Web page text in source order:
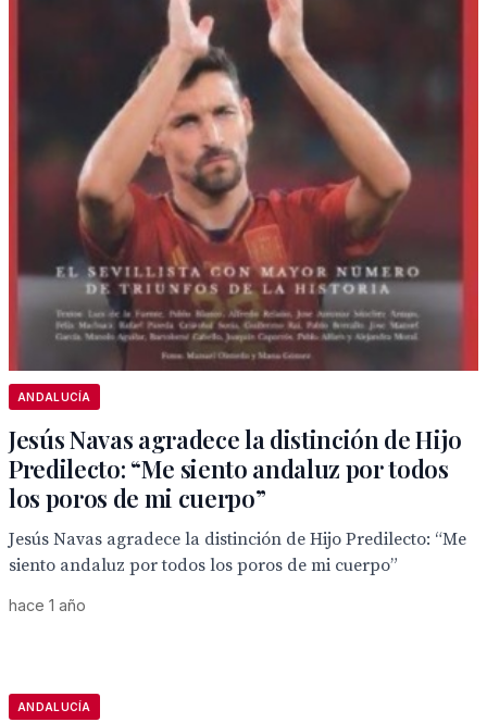
ANDALUCÍA
Jesús Navas agradece la distinción de Hijo
Predilecto: “Me siento andaluz por todos
los poros de mi cuerpo”
Jesús Navas agradece la distinción de Hijo Predilecto: “Me
siento andaluz por todos los poros de mi cuerpo”
hace 1 año
ANDALUCÍA